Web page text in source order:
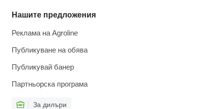
Нашите предложения
Реклама на Agroline
Публикуване на обява
Публикувай банер
Партньорска програма
За дилъри